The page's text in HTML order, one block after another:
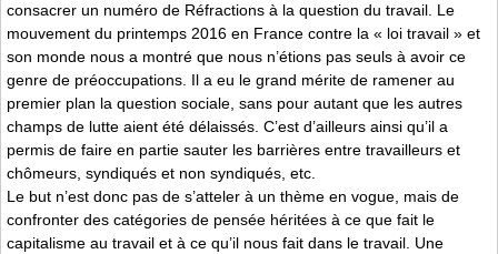
consacrer un numéro de Réfractions à la question du travail. Le
mouvement du printemps 2016 en France contre la « loi travail » et
son monde nous a montré que nous n’étions pas seuls à avoir ce
genre de préoccupations. Il a eu le grand mérite de ramener au
premier plan la question sociale, sans pour autant que les autres
champs de lutte aient été délaissés. C’est d’ailleurs ainsi qu’il a
permis de faire en partie sauter les barrières entre travailleurs et
chômeurs, syndiqués et non syndiqués, etc.
Le but n’est donc pas de s’atteler à un thème en vogue, mais de
confronter des catégories de pensée héritées à ce que fait le
capitalisme au travail et à ce qu’il nous fait dans le travail. Une